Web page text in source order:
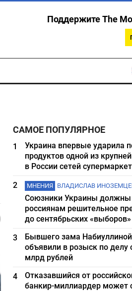
Поддержите The
САМОЕ ПОПУЛЯРНОЕ
1
Украина впервые ударила
продуктов одной из
в России сетей
2
МНЕНИЯ ВЛАДИСЛАВ
Союзники Украины должны
россиянам решительное
до сентябрьских «выборов»
3
Бывшего зама
объявили в розыск по делу
млрд рублей
4
Отказавшийся от
банкир-миллиардер может